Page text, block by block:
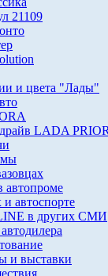
21109
и цвета "Лады"
LADA
автопроме
автоспорте
в других СМИ
и выставки